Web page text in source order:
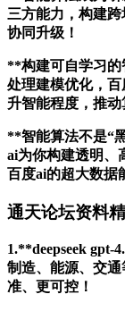
三方能力，构建
协同升级！
**构建可自学习的
处理建模优化，
升智能程度，推动
**智能算法不是“
ai为你构建透明、
百度ai的超大数据
通天论坛资料
1.**deepseek gpt-
制造、能源、交
准、更可控！